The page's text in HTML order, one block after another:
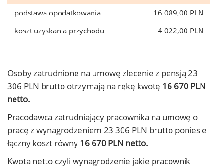
podstawa opodatkowania
16 089,00 PLN
koszt uzyskania przychodu
4 022,00 PLN
Osoby zatrudnione na umowę zlecenie z pensją 23
306 PLN brutto otrzymają na rękę kwotę 16 670 PLN
netto.
Pracodawca zatrudniający pracownika na umowę o
pracę z wynagrodzeniem 23 306 PLN brutto poniesie
łączny koszt równy 16 670 PLN netto.
Kwota netto czyli wynagrodzenie jakie pracownik